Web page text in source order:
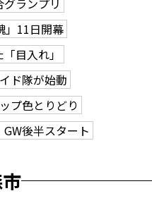
」11日開幕
目入れ」
ド隊が始動
プ色とりどり
後半スタート